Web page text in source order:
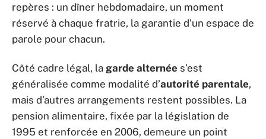
repères : un dîner hebdomadaire, un moment
réservé à chaque fratrie, la garantie d’un espace de
parole pour chacun.
Côté cadre légal, la garde alternée s’est
généralisée comme modalité d’autorité parentale,
mais d’autres arrangements restent possibles. La
pension alimentaire, fixée par la législation de
1995 et renforcée en 2006, demeure un point